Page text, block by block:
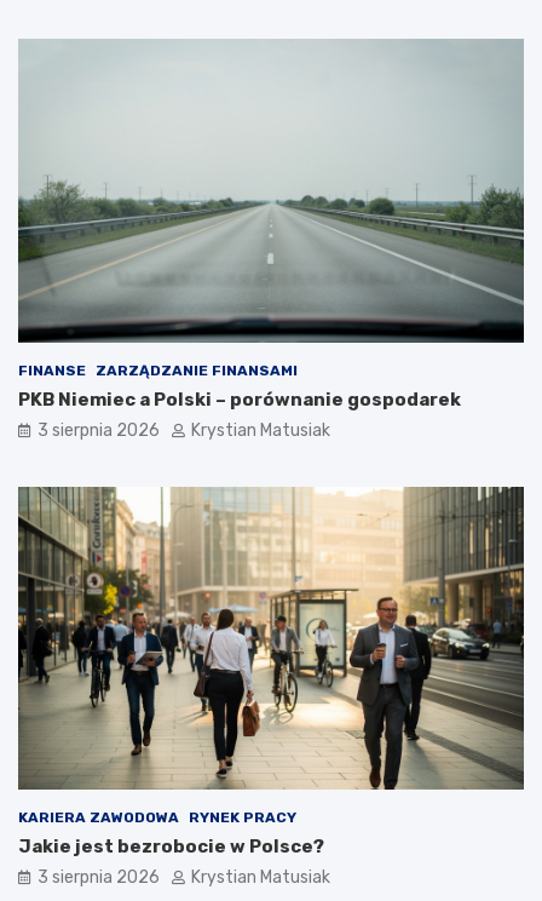
FINANSE ZARZĄDZANIE FINANSAMI
PKB Niemiec a Polski – porównanie gospodarek
3 sierpnia 2026 Krystian Matusiak
KARIERA ZAWODOWA RYNEK PRACY
Jakie jest bezrobocie w Polsce?
3 sierpnia 2026 Krystian Matusiak